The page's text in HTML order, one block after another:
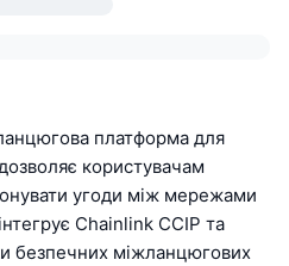
платформа для
дозволяє користувачам
угоди між мережами
Chainlink CCIP та
безпечних міжланцюгових